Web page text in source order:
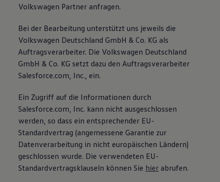
Volkswagen Partner anfragen.
Bei der Bearbeitung unterstützt uns jeweils die
Volkswagen Deutschland GmbH & Co. KG als
Auftragsverarbeiter. Die Volkswagen Deutschland
GmbH & Co. KG setzt dazu den Auftragsverarbeiter
Salesforce.com, Inc., ein.
Ein Zugriff auf die Informationen durch
Salesforce.com, Inc. kann nicht ausgeschlossen
werden, so dass ein entsprechender EU-
Standardvertrag (angemessene Garantie zur
Datenverarbeitung in nicht europäischen Ländern)
geschlossen wurde. Die verwendeten EU-
Standardvertragsklauseln können Sie hier abrufen.